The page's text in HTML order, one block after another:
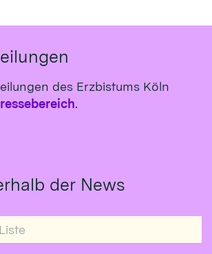
des Erzbistums Köln
.
der News